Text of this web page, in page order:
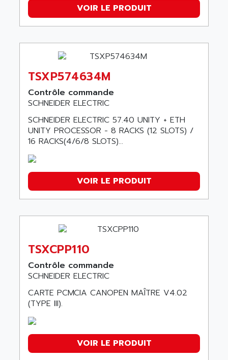
VOIR LE PRODUIT
TSXP574634M
Contrôle commande
SCHNEIDER ELECTRIC
SCHNEIDER ELECTRIC 57.40 UNITY + ETH
UNITY PROCESSOR - 8 RACKS (12 SLOTS) /
16 RACKS(4/6/8 SLOTS)...
VOIR LE PRODUIT
TSXCPP110
Contrôle commande
SCHNEIDER ELECTRIC
CARTE PCMCIA CANOPEN MAÎTRE V4.02
(TYPE III).
VOIR LE PRODUIT